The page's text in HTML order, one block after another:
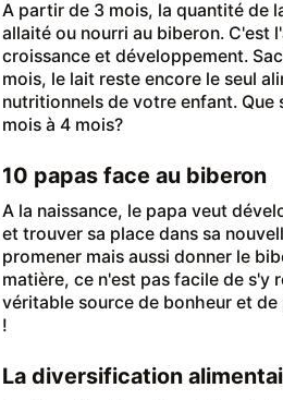
A partir de 3 mois, la quantité de
allaité ou nourri au biberon. C'est
croissance et développement.
mois, le lait reste encore le seul
nutritionnels de votre enfant.
mois à 4 mois?
10 papas face au biberon
A la naissance, le papa veut
et trouver sa place dans sa
promener mais aussi donner le
matière, ce n'est pas facile de s'y
véritable source de bonheur et
!
La diversification